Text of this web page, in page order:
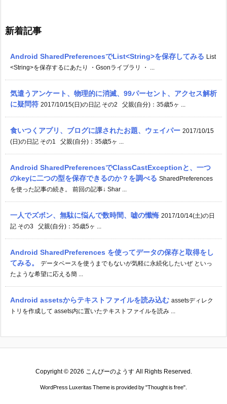
新着記事
Android SharedPreferencesでList<String>を保存してみる List
<String>を保存するにあたり ・Gsonライブラリ ・ ...
気遣うアンケート、物理的に消滅、99パーセント、アクセス解析
に疑問符 2017/10/15(日)の日記 その2 父親(自分)：35歳5ヶ ...
食いつくアプリ、ブログに課されたお題、ウェイパー 2017/10/15
(日)の日記 その1 父親(自分)：35歳5ヶ ...
Android SharedPreferencesでClassCastExceptionと、一つ
のkeyに二つの型を保存できるのか？を調べる SharedPreferences
を使った記事の続き。 前回の記事↓ Shar ...
一人でズボン、無駄に悩んで数時間、嘘の懺悔 2017/10/14(土)の日
記 その3 父親(自分)：35歳5ヶ ...
Android SharedPreferences を使ってデータの保存と取得をし
てみる。
データベースを使うまでもないが気軽に永続化したいぜ といっ
たような希望に応える簡 ...
Android assetsからテキストファイルを読み込む assetsディレク
トリを作成して assets内に置いたテキストファイルを読み ...
Copyright © 2026 こんぴーのようすAll Rights Reserved.
WordPress Luxeritas Theme is provided by "Thought is free".